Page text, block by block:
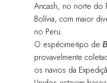
Ancash, no norte do
Bolívia, com maior
no Peru.
O espécime-tipo de
provavelmente
os navios da